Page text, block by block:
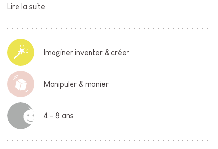
Lire la suite
Imaginer inventer & créer
Manipuler & manier
4 - 8 ans